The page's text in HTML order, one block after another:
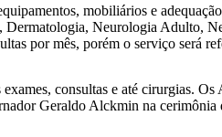
mobiliários e
Dermatologia, Neurologia Adulto,
por mês, porém o serviço será
consultas e até cirurgias. Os
Geraldo Alckmin na cerimônia